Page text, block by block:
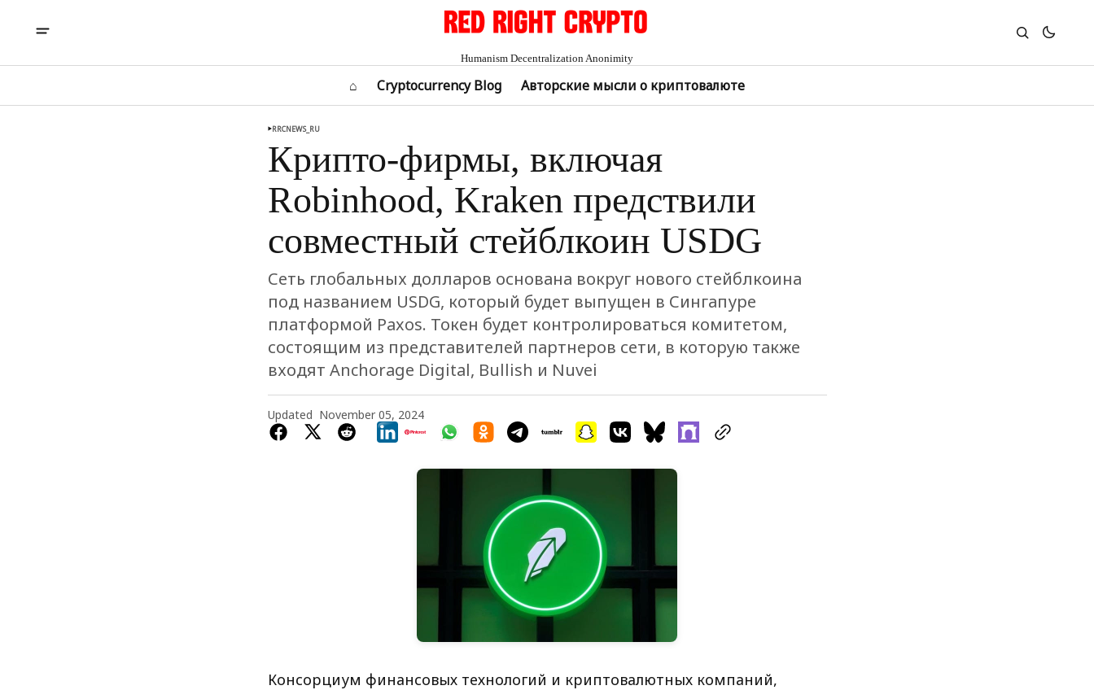
Humanism Decentralization Anonimity
⌂ Cryptocurrency Blog Авторские мысли о криптовалюте
RRCNEWS_RU
Крипто-фирмы, включая
Robinhood, Kraken предствили
совместный стейблкоин USDG
Сеть глобальных долларов основана вокруг нового стейблкоина
под названием USDG, который будет выпущен в Сингапуре
платформой Paxos. Токен будет контролироваться комитетом,
состоящим из представителей партнеров сети, в которую также
входят Anchorage Digital, Bullish и Nuvei
Updated November 05, 2024
Консорциум финансовых технологий и криптовалютных компаний,